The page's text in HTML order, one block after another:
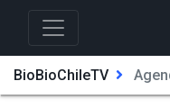
BioBioChileTV